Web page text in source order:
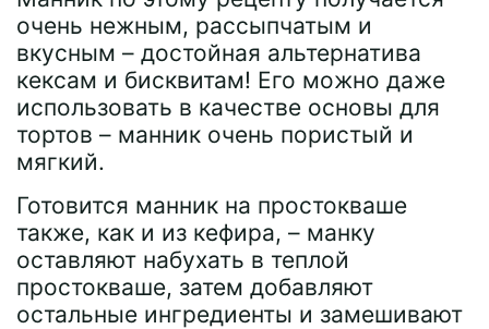
очень нежным, рассыпчатым и
вкусным – достойная альтернатива
кексам и бисквитам! Его можно даже
использовать в качестве основы для
тортов – манник очень пористый и
мягкий.
Готовится манник на простокваше
также, как и из кефира, – манку
оставляют набухать в теплой
простокваше, затем добавляют
остальные ингредиенты и замешивают